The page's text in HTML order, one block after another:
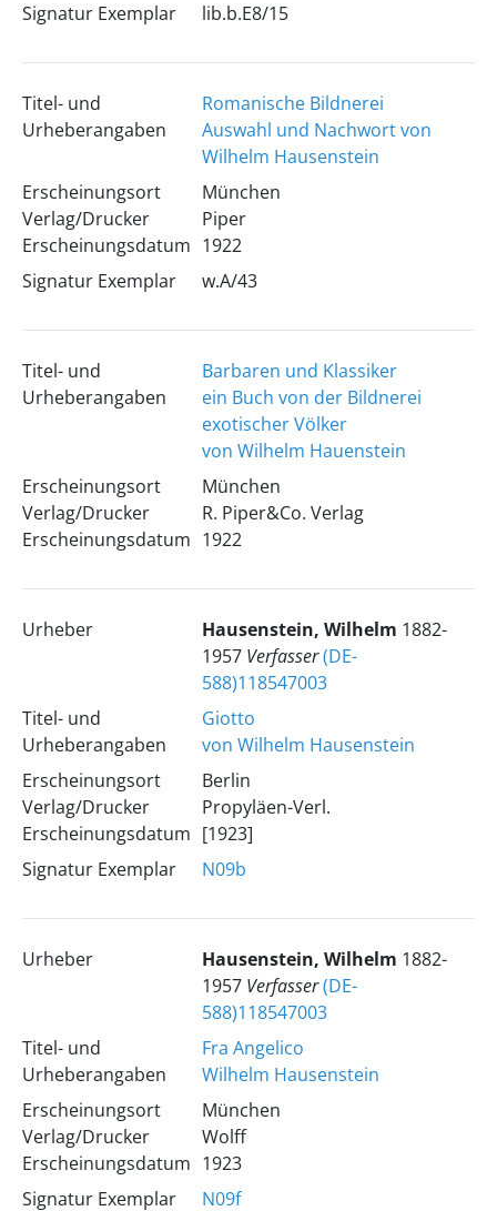
Signatur Exemplar
lib.b.E8/15
Titel- und
Urheberangaben
Romanische Bildnerei
Auswahl und Nachwort von
Wilhelm Hausenstein
Erscheinungsort
Verlag/Drucker
Erscheinungsdatum
München
Piper
1922
Signatur Exemplar
w.A/43
Titel- und
Urheberangaben
Barbaren und Klassiker
ein Buch von der Bildnerei
exotischer Völker
von Wilhelm Hauenstein
Erscheinungsort
Verlag/Drucker
Erscheinungsdatum
München
R. Piper&Co. Verlag
1922
Urheber Hausenstein, Wilhelm 1882-
1957 Verfasser(DE-
588)118547003
Titel- und
Urheberangaben
Giotto
von Wilhelm Hausenstein
Erscheinungsort
Verlag/Drucker
Erscheinungsdatum
Berlin
Propyläen-Verl.
[1923]
Signatur Exemplar
N09b
Urheber Hausenstein, Wilhelm 1882-
1957 Verfasser(DE-
588)118547003
Titel- und
Urheberangaben
Fra Angelico
Wilhelm Hausenstein
Erscheinungsort
Verlag/Drucker
Erscheinungsdatum
München
Wolff
1923
Signatur Exemplar
N09f